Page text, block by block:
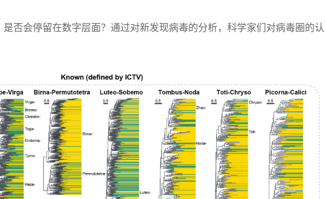
会停留在数字层面？通过对新发现病毒的分析，科学家们对病毒圈的认